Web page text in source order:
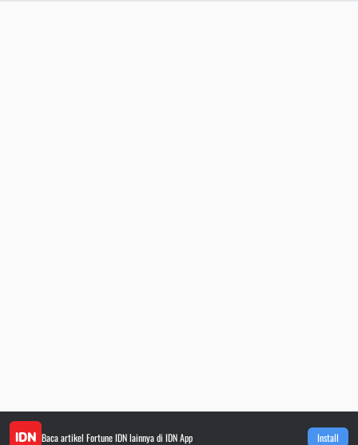
Baca artikel Fortune IDNlainnya di IDN App Install